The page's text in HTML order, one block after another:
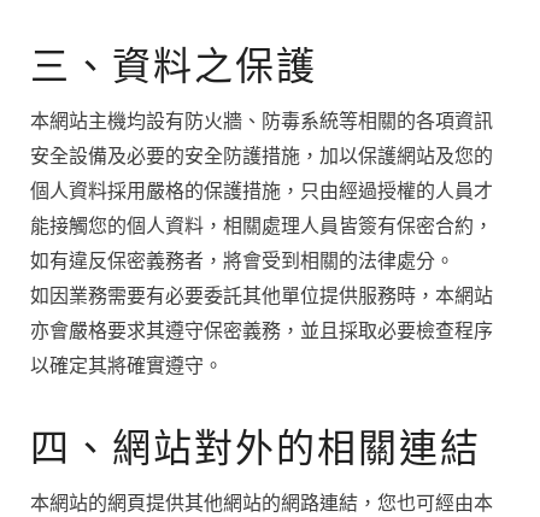
三、資料之保護
本網站主機均設有防火牆、防毒系統等相關的各項資訊
安全設備及必要的安全防護措施，加以保護網站及您的
個人資料採用嚴格的保護措施，只由經過授權的人員才
能接觸您的個人資料，相關處理人員皆簽有保密合約，
如有違反保密義務者，將會受到相關的法律處分。
如因業務需要有必要委託其他單位提供服務時，本網站
亦會嚴格要求其遵守保密義務，並且採取必要檢查程序
以確定其將確實遵守。
四、網站對外的相關連結
本網站的網頁提供其他網站的網路連結，您也可經由本